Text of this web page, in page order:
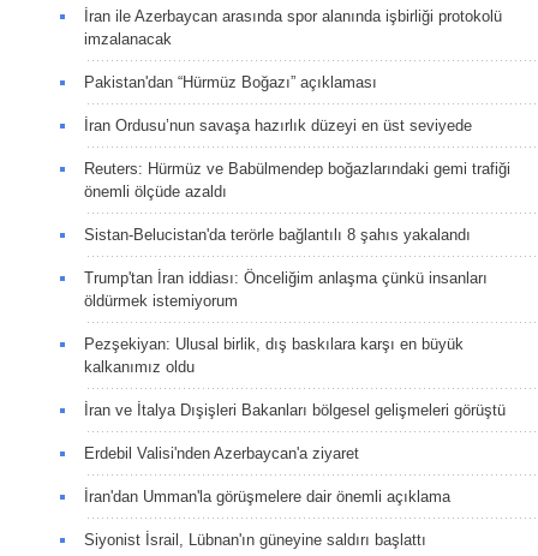
İran ile Azerbaycan arasında spor alanında işbirliği protokolü
imzalanacak
Pakistan'dan “Hürmüz Boğazı” açıklaması
İran Ordusu’nun savaşa hazırlık düzeyi en üst seviyede
Reuters: Hürmüz ve Babülmendep boğazlarındaki gemi trafiği
önemli ölçüde azaldı
Sistan-Belucistan'da terörle bağlantılı 8 şahıs yakalandı
Trump'tan İran iddiası: Önceliğim anlaşma çünkü insanları
öldürmek istemiyorum
Pezşekiyan: Ulusal birlik, dış baskılara karşı en büyük
kalkanımız oldu
İran ve İtalya Dışişleri Bakanları bölgesel gelişmeleri görüştü
Erdebil Valisi'nden Azerbaycan'a ziyaret
İran'dan Umman'la görüşmelere dair önemli açıklama
Siyonist İsrail, Lübnan'ın güneyine saldırı başlattı